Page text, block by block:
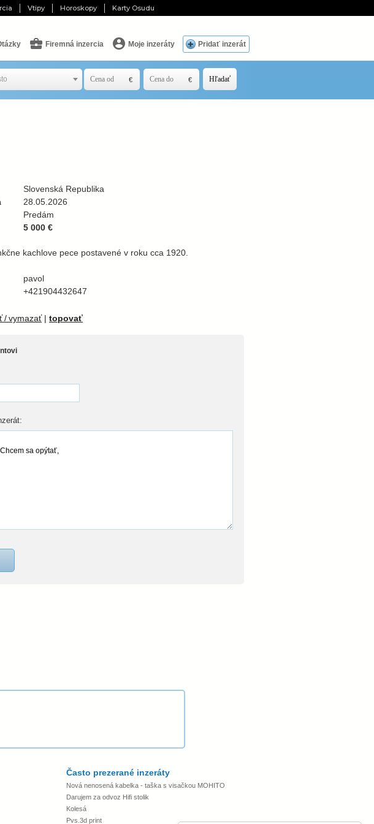
Vtipy Horoskopy Karty Osudu
Firemná inzercia Moje inzeráty Pridať inzerát
Hľadať
Slovenská Republika
28.05.2026
Predám
5 000 €
kachlove pece postavené v roku cca 1920.
pavol
+421904432647
/ vymazať| topovať
Často prezerané inzeráty
Nová nenosená kabelka - taška s visačkou MOHITO
Darujem za odvoz Hifi stolik
Kolesá
Pvs.3d print